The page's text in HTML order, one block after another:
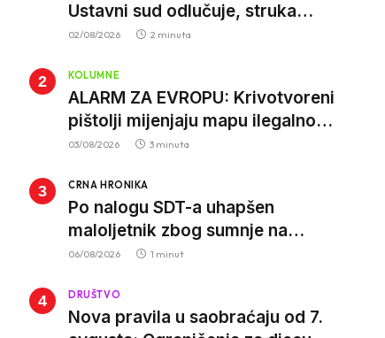
Ustavni sud odlučuje, struka
poziva roditelje da vjeruju nauci
02/08/2026 2 minuta
KOLUMNE
ALARM ZA EVROPU: Krivotvoreni
pištolji mijenjaju mapu ilegalnog
tržišta, istrage ukazuju na
03/08/2026 3 minuta
CRNA HRONIKA
Po nalogu SDT-a uhapšen
maloljetnik zbog sumnje na
vrbovanje i obučavanje za
06/08/2026 1 minut
DRUŠTVO
Nova pravila u saobraćaju od 7.